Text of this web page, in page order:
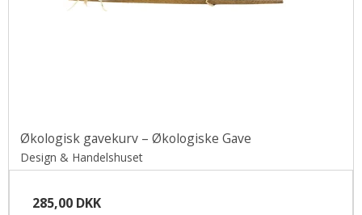
Økologisk gavekurv – Økologiske Gave
Design & Handelshuset
285,00 DKK